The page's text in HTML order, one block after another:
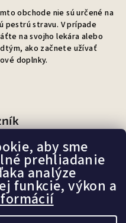
aby sme
prehliadanie
analýze
funkcie, výkon a
obchode nie sú určené na
pestrú stravu. V prípade
na svojho lekára alebo
ako začnete užívať
doplnky.
náš e-shop?